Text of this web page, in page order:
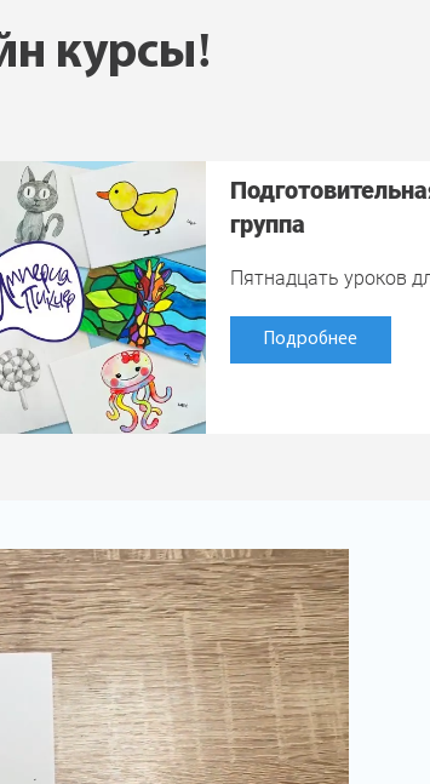
курсы!
группа
Пятнадцать уроков
Подробнее